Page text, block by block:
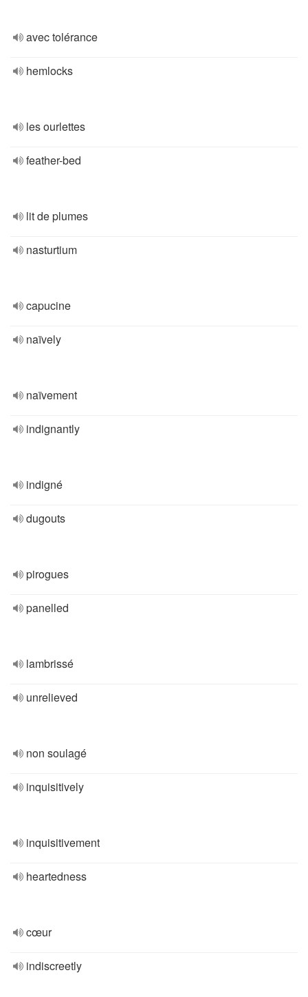
avec tolérance
hemlocks
les ourlettes
feather-bed
lit de plumes
nasturtium
capucine
naïvely
naïvement
indignantly
indigné
dugouts
pirogues
panelled
lambrissé
unrelieved
non soulagé
inquisitively
inquisitivement
heartedness
cœur
indiscreetly